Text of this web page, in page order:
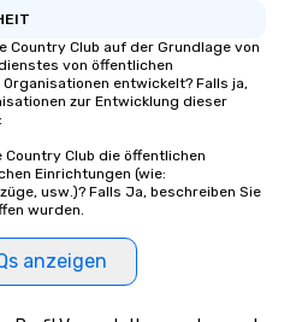
Country Club auf der Grundlage von
von öffentlichen
entwickelt? Falls ja,
zur Entwicklung dieser
Club die öffentlichen
Einrichtungen (wie:
usw.)? Falls Ja, beschreiben Sie
wurden.
anzeigen